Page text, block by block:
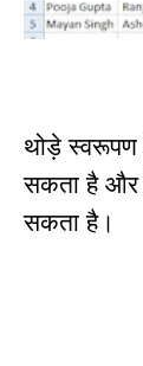
थोड़े
सकता है और
सकता है।